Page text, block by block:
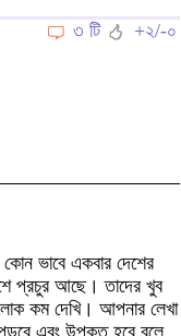
৩ টি
+২/-০
ভাবে একবার দেশের
প্রচুর আছে। তাদের খুব
কম দেখি। আপনার লেখা